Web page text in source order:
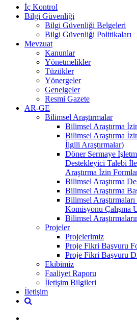
İç Kontrol
Bilgi Güvenliği
Bilgi Güvenliği Belgeleri
Bilgi Güvenliği Politikaları
Mevzuat
Kanunlar
Yönetmelikler
Tüzükler
Yönergeler
Genelgeler
Resmi Gazete
AR-GE
Bilimsel Araştırmalar
Bilimsel Araştırma
Bilimsel Araştırma
İlgili Araştırmalar)
Döner Sermaye
Destekleyici Talebi
Araştırma İzin
Bilimsel Araştırma
Bilimsel Araştırma
Bilimsel
Komisyonu Çalışma
Bilimsel
Projeler
Projelerimiz
Proje Fikri Başvuru
Proje Fikri Başvuru
Ekibimiz
Faaliyet Raporu
İletişim Bilgileri
İletişim